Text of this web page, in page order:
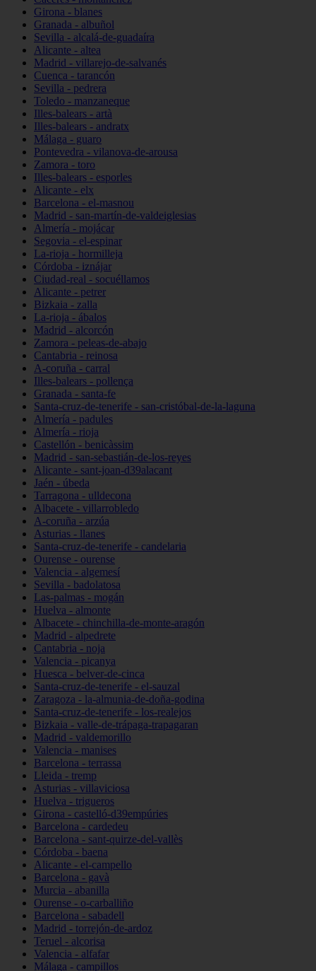
Girona - blanes
Granada - albuñol
Sevilla - alcalá-de-guadaíra
Alicante - altea
Madrid - villarejo-de-salvanés
Cuenca - tarancón
Sevilla - pedrera
Toledo - manzaneque
Illes-balears - artà
Illes-balears - andratx
Málaga - guaro
Pontevedra - vilanova-de-arousa
Zamora - toro
Illes-balears - esporles
Alicante - elx
Barcelona - el-masnou
Madrid - san-martín-de-valdeiglesias
Almería - mojácar
Segovia - el-espinar
La-rioja - hormilleja
Córdoba - iznájar
Ciudad-real - socuéllamos
Alicante - petrer
Bizkaia - zalla
La-rioja - ábalos
Madrid - alcorcón
Zamora - peleas-de-abajo
Cantabria - reinosa
A-coruña - carral
Illes-balears - pollença
Granada - santa-fe
Santa-cruz-de-tenerife - san-cristóbal-de-la-laguna
Almería - padules
Almería - rioja
Castellón - benicàssim
Madrid - san-sebastián-de-los-reyes
Alicante - sant-joan-d39alacant
Jaén - úbeda
Tarragona - ulldecona
Albacete - villarrobledo
A-coruña - arzúa
Asturias - llanes
Santa-cruz-de-tenerife - candelaria
Ourense - ourense
Valencia - algemesí
Sevilla - badolatosa
Las-palmas - mogán
Huelva - almonte
Albacete - chinchilla-de-monte-aragón
Madrid - alpedrete
Cantabria - noja
Valencia - picanya
Huesca - belver-de-cinca
Santa-cruz-de-tenerife - el-sauzal
Zaragoza - la-almunia-de-doña-godina
Santa-cruz-de-tenerife - los-realejos
Bizkaia - valle-de-trápaga-trapagaran
Madrid - valdemorillo
Valencia - manises
Barcelona - terrassa
Lleida - tremp
Asturias - villaviciosa
Huelva - trigueros
Girona - castelló-d39empúries
Barcelona - cardedeu
Barcelona - sant-quirze-del-vallès
Córdoba - baena
Alicante - el-campello
Barcelona - gavà
Murcia - abanilla
Ourense - o-carballiño
Barcelona - sabadell
Madrid - torrejón-de-ardoz
Teruel - alcorisa
Valencia - alfafar
Málaga - campillos